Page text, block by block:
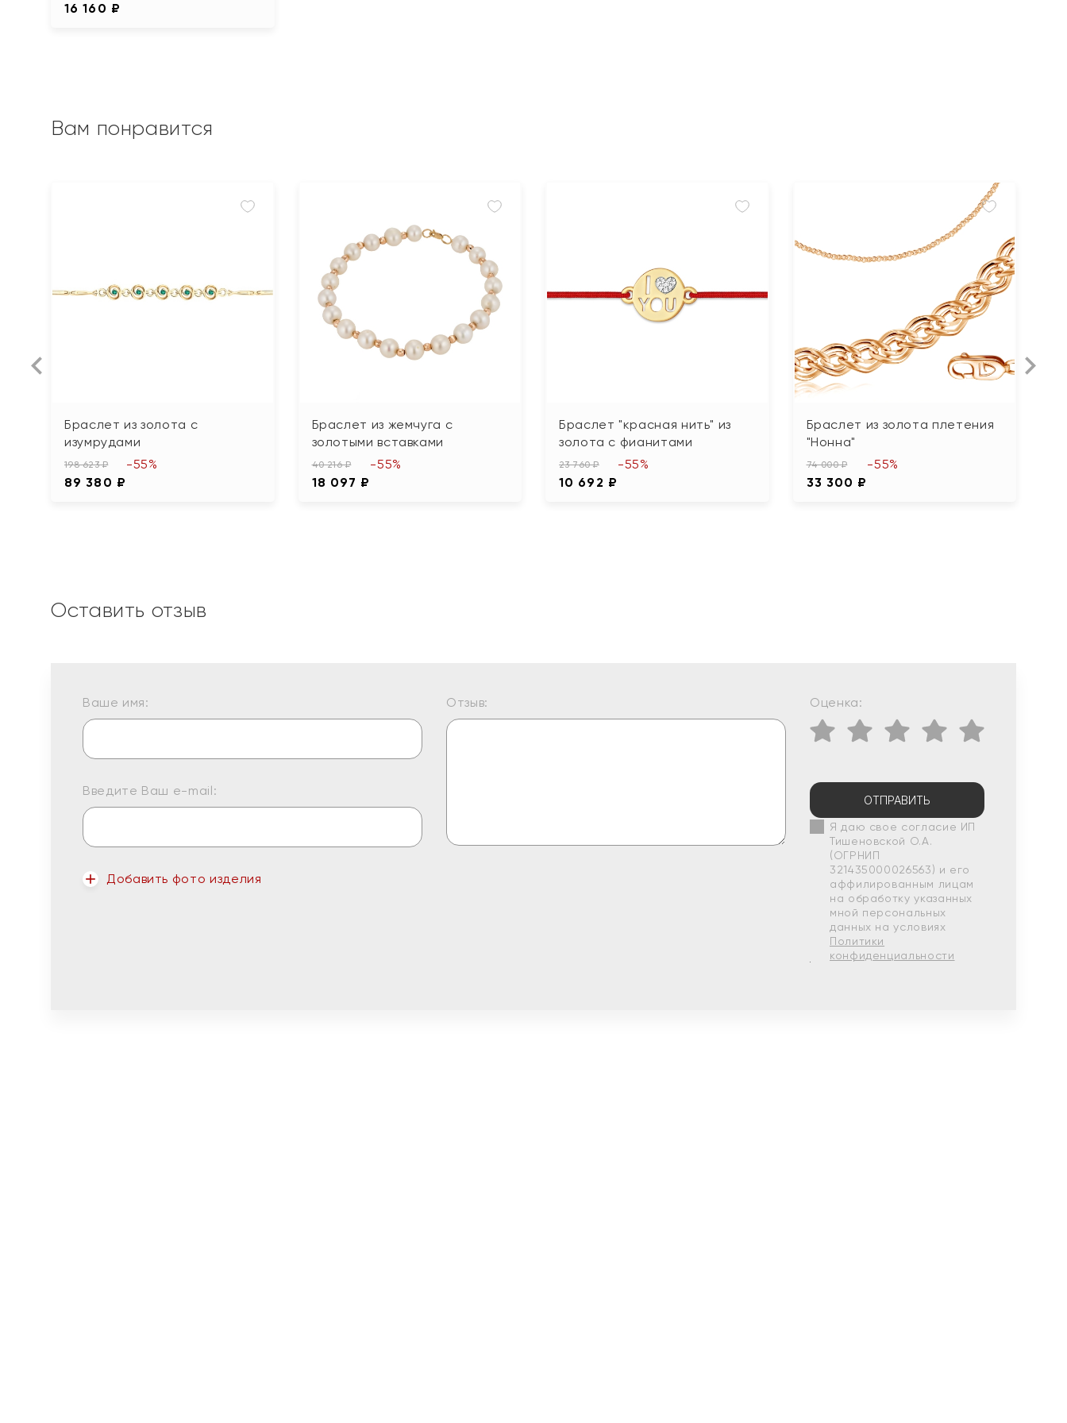
16 160 ₽
Вам понравится
Браслет из золота с
изумрудами
198 623 ₽
89 380 ₽
-55%
Браслет из жемчуга с
золотыми вставками
40 216 ₽
18 097 ₽
-55%
Браслет "красная нить" из
золота с фианитами
23 760 ₽
10 692 ₽
-55%
Браслет из золота плетения
"Нонна"
74 000 ₽
33 300 ₽
-55%
Оставить отзыв
Ваше имя:
Введите Ваш e-mail:
Добавить фото изделия
Отзыв: Оценка:
ОТПРАВИТЬ
Я даю свое согласие ИП
Тишеновской О.А.
(ОГРНИП
321435000026563) и его
аффилированным лицам
на обработку указанных
мной персональных
данных на условиях
Политики
конфиденциальности